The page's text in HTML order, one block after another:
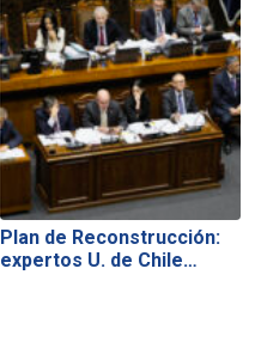
Plan de Reconstrucción:
expertos U. de Chile…